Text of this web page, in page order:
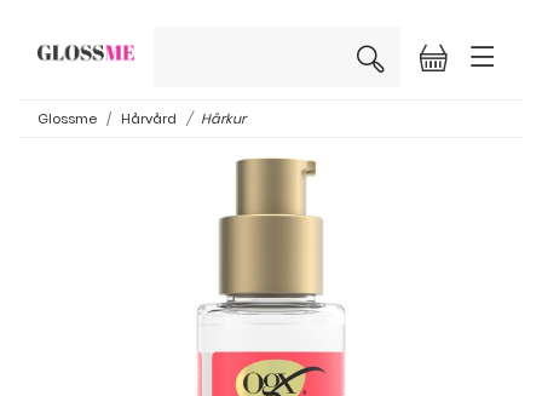
×
Glossme Hårvård Hårkur